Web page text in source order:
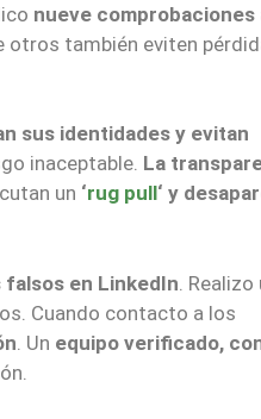
nueve comprobaciones
otros también eviten
sus identidades y evitan
inaceptable. La
un ‘rug pull‘ y
en LinkedIn . Realizo
Cuando contacto a los
. Un equipo verificado,